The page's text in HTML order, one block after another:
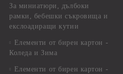
За миниатюри, дълбоки
рамки, бебешки съкровища и
екслоадиращи кутии
Елементи от бирен картон -
Коледа и Зима
Елементи от бирен картон -